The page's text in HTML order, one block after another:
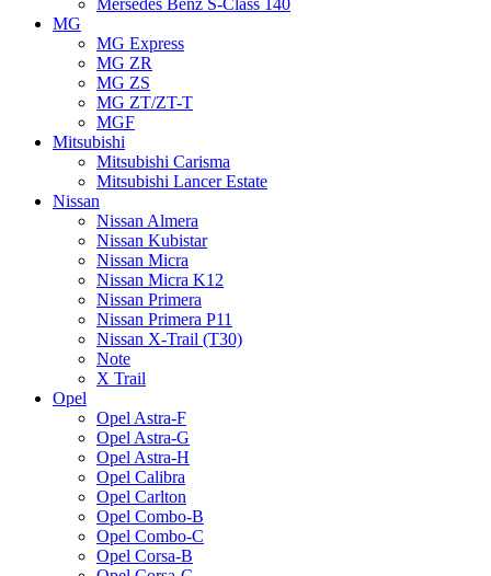
MG
MG Express
MG ZR
MG ZS
MG ZT/ZT-T
MGF
Mitsubishi
Mitsubishi Carisma
Mitsubishi Lancer Estate
Nissan
Nissan Almera
Nissan Kubistar
Nissan Micra
Nissan Micra K12
Nissan Primera
Nissan Primera P11
Nissan X-Trail (T30)
Note
X Trail
Opel
Opel Astra-F
Opel Astra-G
Opel Astra-H
Opel Calibra
Opel Carlton
Opel Combo-B
Opel Combo-C
Opel Corsa-B